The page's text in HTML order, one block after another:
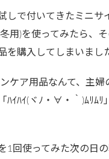
しで付いてきたミニサ
用)を使ってみたら、
を購入してしまいまし
ケア用品なんて、主婦
ﾊｲﾊｲ(ヾﾉ・∀・｀)ﾑﾘﾑﾘ
1回使ってみた次の日の